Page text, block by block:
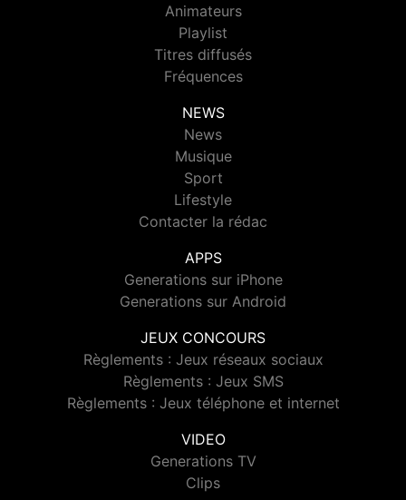
Animateurs
Playlist
Titres diffusés
Fréquences
NEWS
News
Musique
Sport
Lifestyle
Contacter la rédac
APPS
Generations sur iPhone
Generations sur Android
JEUX CONCOURS
Règlements : Jeux réseaux sociaux
Règlements : Jeux SMS
Règlements : Jeux téléphone et internet
VIDEO
Generations TV
Clips